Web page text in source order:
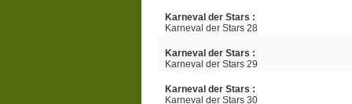
Karneval der Stars :
Karneval der Stars 28
Karneval der Stars :
Karneval der Stars 29
Karneval der Stars :
Karneval der Stars 30